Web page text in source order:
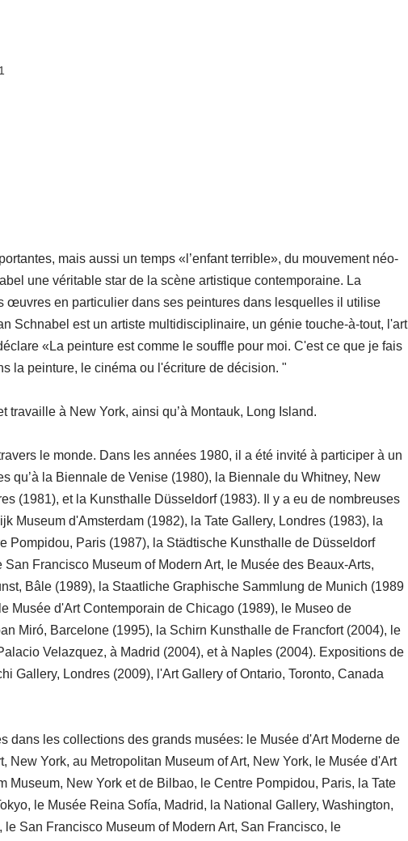
mais aussi un temps «l’enfant terrible», du mouvement néo-
une véritable star de la scène artistique contemporaine. La
œuvres en particulier dans ses peintures dans lesquelles il utilise
Schnabel est un artiste multidisciplinaire, un génie touche-à-tout, l'art
«La peinture est comme le souffle pour moi. C'est ce que je fais
la peinture, le cinéma ou l'écriture de décision. "
à New York, ainsi qu’à Montauk, Long Island.
le monde. Dans les années 1980, il a été invité à participer à un
qu’à la Biennale de Venise (1980), la Biennale du Whitney, New
(1981), et la Kunsthalle Düsseldorf (1983). Il y a eu de nombreuses
Museum d'Amsterdam (1982), la Tate Gallery, Londres (1983), la
Pompidou, Paris (1987), la Städtische Kunsthalle de Düsseldorf
Francisco Museum of Modern Art, le Musée des Beaux-Arts,
Bâle (1989), la Staatliche Graphische Sammlung de Munich (1989
Musée d'Art Contemporain de Chicago (1989), le Museo de
Miró, Barcelone (1995), la Schirn Kunsthalle de Francfort (2004), le
Velazquez, à Madrid (2004), et à Naples (2004). Expositions de
Gallery, Londres (2009), l'Art Gallery of Ontario, Toronto, Canada
dans les collections des grands musées: le Musée d'Art Moderne de
New York, au Metropolitan Museum of Art, New York, le Musée d'Art
Museum, New York et de Bilbao, le Centre Pompidou, Paris, la Tate
le Musée Reina Sofía, Madrid, la National Gallery, Washington,
San Francisco Museum of Modern Art, San Francisco, le